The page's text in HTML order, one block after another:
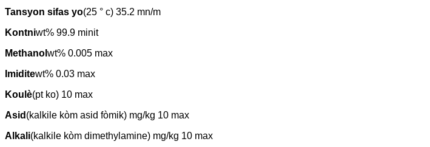
Tansyon sifas yo(25 ° c) 35.2 mn/m
Kontniwt% 99.9 minit
Methanol wt% 0.005 max
Imiditewt% 0.03 max
Koulè(pt ko) 10 max
Asid (kalkile kòm asid fòmik) mg/kg 10 max
Alkali(kalkile kòm dimethylamine) mg/kg 10 max